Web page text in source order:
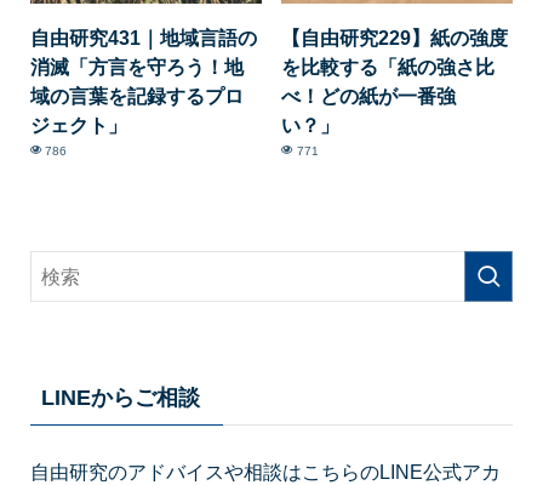
自由研究431｜地域言語の
消滅「方言を守ろう！地
域の言葉を記録するプロ
ジェクト」
786
【自由研究229】紙の強度
を比較する「紙の強さ比
べ！どの紙が一番強
い？」
771
LINEからご相談
自由研究のアドバイスや相談はこちらのLINE公式アカ